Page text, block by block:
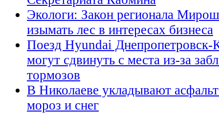
Экологи: Закон регионала
изымать лес в интересах бизнеса
Поезд Hyundai Днепропетровск-
могут сдвинуть с места из-за
тормозов
В Николаеве укладывают
мороз и снег